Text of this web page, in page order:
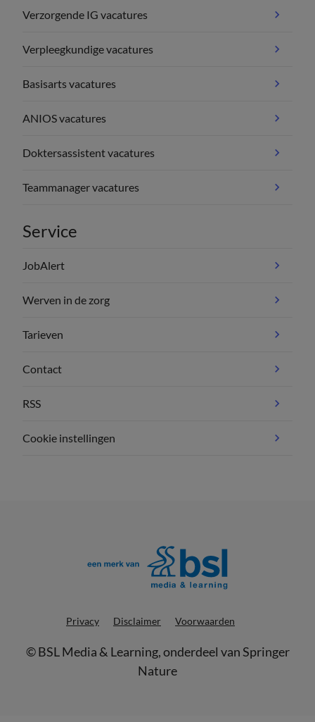
Verzorgende IG vacatures
Verpleegkundige vacatures
Basisarts vacatures
ANIOS vacatures
Doktersassistent vacatures
Teammanager vacatures
Service
JobAlert
Werven in de zorg
Tarieven
Contact
RSS
Cookie instellingen
Privacy Disclaimer Voorwaarden
©BSL Media & Learning, onderdeel vanSpringer
Nature